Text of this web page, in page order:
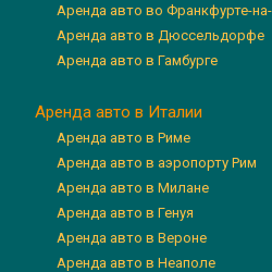
Аренда авто во Франкфурте-
Аренда авто в Дюссельдорфе
Аренда авто в Гамбурге
Аренда авто в Италии
Аренда авто в Риме
Аренда авто в аэропорту Рим
Аренда авто в Милане
Аренда авто в Генуя
Аренда авто в Вероне
Аренда авто в Неаполе